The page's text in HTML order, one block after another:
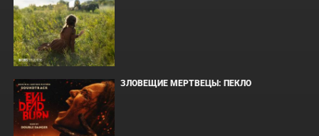
ЗЛОВЕЩИЕ МЕРТВЕЦЫ: ПЕКЛО